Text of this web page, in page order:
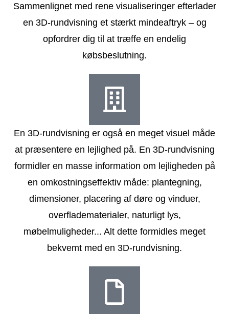
Sammenlignet med rene visualiseringer efterlader
en 3D-rundvisning et stærkt mindeaftryk – og
opfordrer dig til at træffe en endelig
købsbeslutning.
En 3D-rundvisning er også en meget visuel måde
at præsentere en lejlighed på. En 3D-rundvisning
formidler en masse information om lejligheden på
en omkostningseffektiv måde: plantegning,
dimensioner, placering af døre og vinduer,
overfladematerialer, naturligt lys,
møbelmuligheder... Alt dette formidles meget
bekvemt med en 3D-rundvisning.